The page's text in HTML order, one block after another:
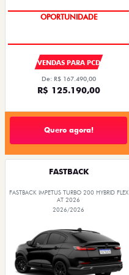
OPORTUNIDADE
VENDAS PARA PCD
De: R$ 167.490,00
R$ 125.190,00
Quero agora!
FASTBACK
FASTBACK IMPETUS TURBO 200 HYBRID FLEX
AT 2026
2026/2026